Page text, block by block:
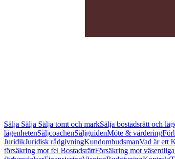
Sälja Sälja Sälja tomt och markSälja bostadsrätt och
lägenhetenSäljcoachenSäljguidenMöte & värdering
JuridikJuridisk rådgivningKundombudsmanVad är ett
försäkring mot fel BostadsrättFörsäkring mot